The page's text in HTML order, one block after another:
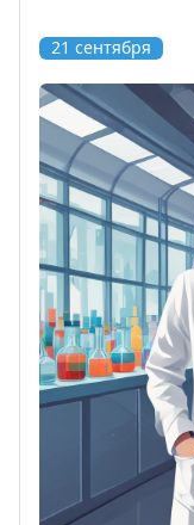
21 сентября